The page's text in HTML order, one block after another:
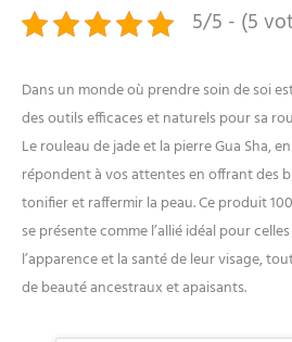
5/5 - (5
Dans un monde où prendre soin de soi
des outils efficaces et naturels pour sa
Le rouleau de jade et la pierre Gua Sha,
répondent à vos attentes en offrant des
tonifier et raffermir la peau. Ce produit
se présente comme l’allié idéal pour
l’apparence et la santé de leur visage,
de beauté ancestraux et apaisants.